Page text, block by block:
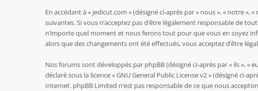
En accédant à « jedicut.com » (désigné ci-après par « nous », « notre
suivantes. Si vous n’acceptez pas d’être légalement responsable de
n’importe quel moment et nous ferons tout pour que vous en soyez
alors que des changements ont été effectués, vous acceptez d’être
Nos forums sont développés par phpBB (désigné ci-après par « ils », «
déclaré sous la licence «GNU General Public License v2» (désigné ci-
Internet. phpBB Limited n’est pas responsable de ce que nous